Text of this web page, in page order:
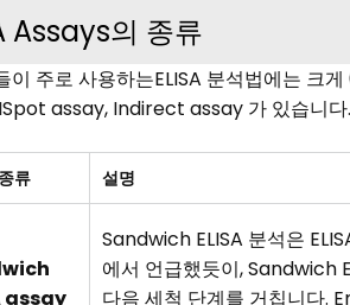
Assays의 종류
이 주로 사용하는ELISA 분석법에는 크
assay, Indirect assay 가 있습니다.
류 설명
assay
Sandwich ELISA 분석은
에서 언급했듯이, Sandwich
다음 세척 단계를 거칩니다.